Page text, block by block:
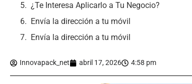
¿Te Interesa Aplicarlo a Tu Negocio?
Envía la dirección a tu móvil
Envía la dirección a tu móvil
Innovapack_net abril 17, 2026 4:58 pm